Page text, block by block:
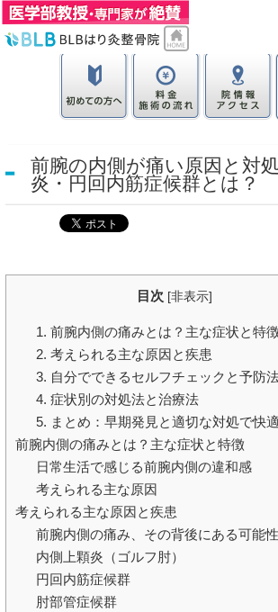
前腕の内側が痛い原因と対
炎・円回内筋症候群とは？
目次 [非表示]
1. 前腕内側の痛みとは？主な症状と特
2. 考えられる主な原因と疾患
3. 自分でできるセルフチェックと予防
4. 症状別の対処法と治療法
5. まとめ：早期発見と適切な対処で快
前腕内側の痛みとは？主な症状と特徴
日常生活で感じる前腕内側の違和感
考えられる主な原因
考えられる主な原因と疾患
前腕内側の痛み、その背後にある可能
内側上顆炎（ゴルフ肘）
円回内筋症候群
肘部管症候群